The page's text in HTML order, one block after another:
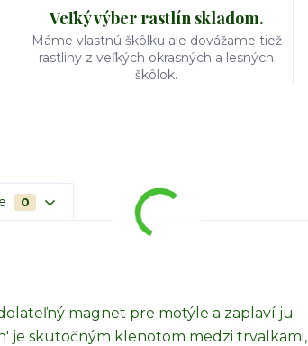
Veľký výber rastlín skladom.
Máme vlastnú škôlku ale dovážame tiež
rastliny z veľkých okrasných a lesných
škôlok.
0
magnet pre motýle a zaplaví ju
je skutočným klenotom medzi trvalkami,